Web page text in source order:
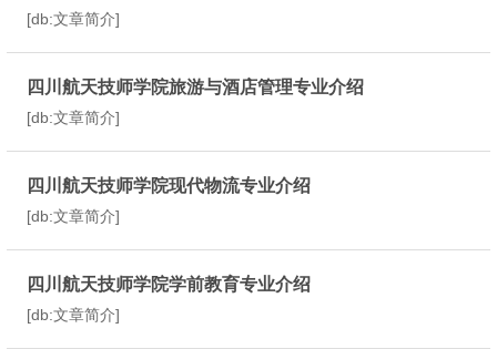
[db:文章简介]
四川航天技师学院旅游与酒店管理专业介绍
[db:文章简介]
四川航天技师学院现代物流专业介绍
[db:文章简介]
四川航天技师学院学前教育专业介绍
[db:文章简介]